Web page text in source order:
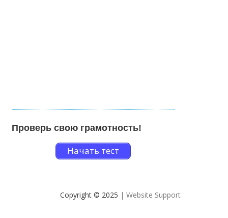
Проверь свою грамотность!
Начать тест
Copyright © 2025 | Website Support